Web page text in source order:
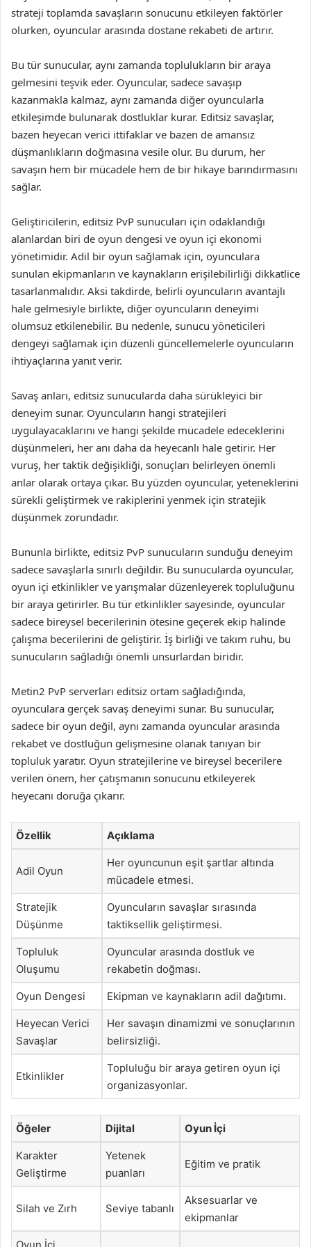
strateji toplamda savaşların sonucunu etkileyen faktörler
olurken, oyuncular arasında dostane rekabeti de artırır.
Bu tür sunucular, aynı zamanda toplulukların bir araya
gelmesini teşvik eder. Oyuncular, sadece savaşıp
kazanmakla kalmaz, aynı zamanda diğer oyuncularla
etkileşimde bulunarak dostluklar kurar. Editsiz savaşlar,
bazen heyecan verici ittifaklar ve bazen de amansız
düşmanlıkların doğmasına vesile olur. Bu durum, her
savaşın hem bir mücadele hem de bir hikaye barındırmasını
sağlar.
Geliştiricilerin, editsiz PvP sunucuları için odaklandığı
alanlardan biri de oyun dengesi ve oyun içi ekonomi
yönetimidir. Adil bir oyun sağlamak için, oyunculara
sunulan ekipmanların ve kaynakların erişilebilirliği dikkatlice
tasarlanmalıdır. Aksi takdirde, belirli oyuncuların avantajlı
hale gelmesiyle birlikte, diğer oyuncuların deneyimi
olumsuz etkilenebilir. Bu nedenle, sunucu yöneticileri
dengeyi sağlamak için düzenli güncellemelerle oyuncuların
ihtiyaçlarına yanıt verir.
Savaş anları, editsiz sunucularda daha sürükleyici bir
deneyim sunar. Oyuncuların hangi stratejileri
uygulayacaklarını ve hangi şekilde mücadele edeceklerini
düşünmeleri, her anı daha da heyecanlı hale getirir. Her
vuruş, her taktik değişikliği, sonuçları belirleyen önemli
anlar olarak ortaya çıkar. Bu yüzden oyuncular, yeteneklerini
sürekli geliştirmek ve rakiplerini yenmek için stratejik
düşünmek zorundadır.
Bununla birlikte, editsiz PvP sunucuların sunduğu deneyim
sadece savaşlarla sınırlı değildir. Bu sunucularda oyuncular,
oyun içi etkinlikler ve yarışmalar düzenleyerek topluluğunu
bir araya getirirler. Bu tür etkinlikler sayesinde, oyuncular
sadece bireysel becerilerinin ötesine geçerek ekip halinde
çalışma becerilerini de geliştirir. İş birliği ve takım ruhu, bu
sunucuların sağladığı önemli unsurlardan biridir.
Metin2 PvP serverları editsiz ortam sağladığında,
oyunculara gerçek savaş deneyimi sunar. Bu sunucular,
sadece bir oyun değil, aynı zamanda oyuncular arasında
rekabet ve dostluğun gelişmesine olanak tanıyan bir
topluluk yaratır. Oyun stratejilerine ve bireysel becerilere
verilen önem, her çatışmanın sonucunu etkileyerek
heyecanı doruğa çıkarır.
Özellik Açıklama
Adil Oyun
Her oyuncunun eşit şartlar altında
mücadele etmesi.
Stratejik
Düşünme
Oyuncuların savaşlar sırasında
taktiksellik geliştirmesi.
Topluluk
Oluşumu
Oyuncular arasında dostluk ve
rekabetin doğması.
Oyun Dengesi Ekipman ve kaynakların adil dağıtımı.
Heyecan Verici
Savaşlar
Her savaşın dinamizmi ve sonuçlarının
belirsizliği.
Etkinlikler
Topluluğu bir araya getiren oyun içi
organizasyonlar.
Öğeler Dijital Oyun İçi
Karakter
Geliştirme
Yetenek
puanları
Eğitim ve pratik
Silah ve Zırh Seviye tabanlı
Aksesuarlar ve
ekipmanlar
Oyun İçi